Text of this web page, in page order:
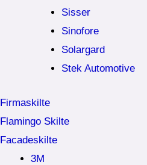
Sisser
Sinofore
Solargard
Stek Automotive
Firmaskilte
Flamingo Skilte
Facadeskilte
3M